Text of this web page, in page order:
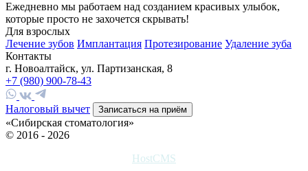
Ежедневно мы работаем над созданием красивых улыбок,
которые просто не захочется скрывать!
Для взрослых
Лечение зубов Имплантация Протезирование Удаление зуба
Контакты
г. Новоалтайск, ул. Партизанская, 8
+7 (980) 900-78-43
Налоговый вычет Записаться на приём
«Сибирская стоматология»
© 2016 - 2026
HostCMS